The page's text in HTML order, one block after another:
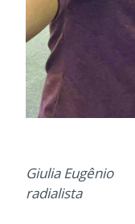
Giulia Eugênio
radialista